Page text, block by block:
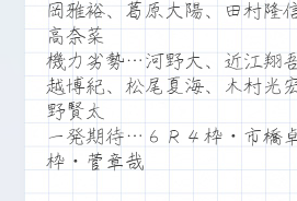
岡雅裕、葛原大陽、田村隆
高奈菜
機力劣勢…河野大、近江翔
越博紀、松尾夏海、木村光
野賢太
一発期待…６Ｒ４枠・市橋
枠・菅章哉